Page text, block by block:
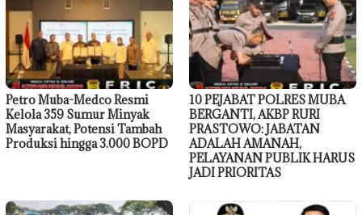
Petro Muba-Medco Resmi
Kelola 359 Sumur Minyak
Masyarakat, Potensi Tambah
Produksi hingga 3.000 BOPD
10 PEJABAT POLRES MUBA
BERGANTI, AKBP RURI
PRASTOWO: JABATAN
ADALAH AMANAH,
PELAYANAN PUBLIK HARUS
JADI PRIORITAS